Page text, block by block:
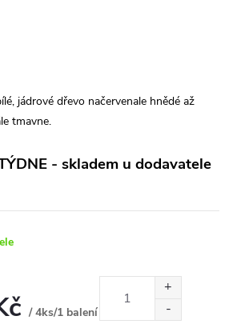
jádrové dřevo načervenale hnědé až
tmavne.
- skladem u dodavatele
/ 4ks/1 balení